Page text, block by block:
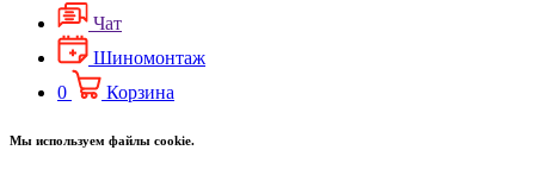
Чат
Шиномонтаж
0
Корзина
Мы используем файлы cookie.